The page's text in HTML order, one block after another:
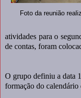
Foto da reunião
atividades para o
de contas, foram
O grupo definiu a data
formação do calendário